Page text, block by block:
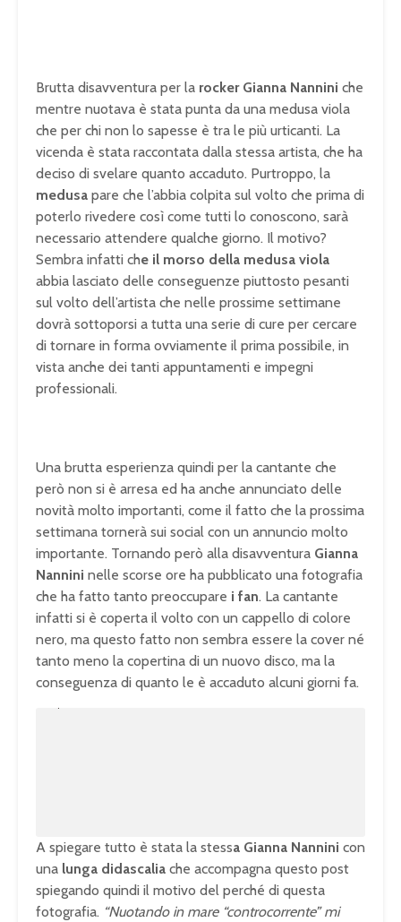
Brutta disavventura per la rocker Gianna Nannini che
mentre nuotava è stata punta da una medusa viola
che per chi non lo sapesse è tra le più urticanti. La
vicenda è stata raccontata dalla stessa artista, che ha
deciso di svelare quanto accaduto. Purtroppo, la
medusa pare che l’abbia colpita sul volto che prima di
poterlo rivedere così come tutti lo conoscono, sarà
necessario attendere qualche giorno. Il motivo?
Sembra infatti che il morso della medusa viola
abbia lasciato delle conseguenze piuttosto pesanti
sul volto dell’artista che nelle prossime settimane
dovrà sottoporsi a tutta una serie di cure per cercare
di tornare in forma ovviamente il prima possibile, in
vista anche dei tanti appuntamenti e impegni
professionali.
Una brutta esperienza quindi per la cantante che
però non si è arresa ed ha anche annunciato delle
novità molto importanti, come il fatto che la prossima
settimana tornerà sui social con un annuncio molto
importante. Tornando però alla disavventura Gianna
Nannini nelle scorse ore ha pubblicato una fotografia
che ha fatto tanto preoccupare i fan. La cantante
infatti si è coperta il volto con un cappello di colore
nero, ma questo fatto non sembra essere la cover né
tanto meno la copertina di un nuovo disco, ma la
conseguenza di quanto le è accaduto alcuni giorni fa.
A spiegare tutto è stata la stessa Gianna Nannini con
una lunga didascalia che accompagna questo post
spiegando quindi il motivo del perché di questa
fotografia. “Nuotando in mare “controcorrente” mi